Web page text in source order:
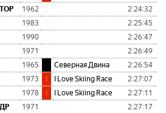
1962 2:24:32
1983 2:25:45
1990 2:26:47
1971 2:26:49
1965 Северная Двина 2:26:54
1973 I Love Skiing Race 2:27:07
1978 I Love Skiing Race 2:27:11
1971 2:27:17